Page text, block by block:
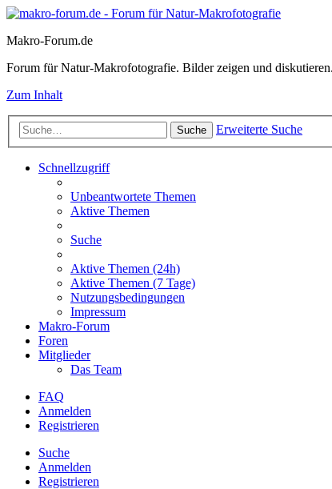
Makro-Forum.de
Forum für Natur-Makrofotografie. Bilder zeigen und
Zum Inhalt
Suche Erweiterte Suche
Schnellzugriff
Unbeantwortete Themen
Aktive Themen
Suche
Aktive Themen (24h)
Aktive Themen (7 Tage)
Nutzungsbedingungen
Impressum
Makro-Forum
Foren
Mitglieder
Das Team
FAQ
Anmelden
Registrieren
Suche
Anmelden
Registrieren